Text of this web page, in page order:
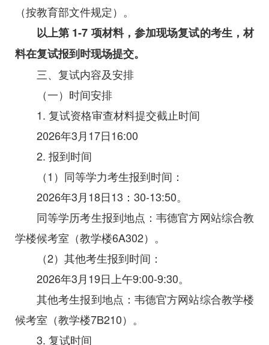
（按教育部文件规定）。
以上第 1-7 项材料，参加现场复试的考生，材
料在复试报到时现场提交。
三、复试内容及安排
（一）时间安排
1. 复试资格审查材料提交截止时间
2026年3月17日16:00
2. 报到时间
（1）同等学力考生报到时间：
2026年3月18日13：30-13:50。
同等学历考生报到地点：韦德官方网站综合教
学楼候考室（教学楼6A302）。
（2）其他考生报到时间：
2026年3月19日上午9:00-9:30。
其他考生报到地点：韦德官方网站综合教学楼
候考室（教学楼7B210）。
3. 复试时间